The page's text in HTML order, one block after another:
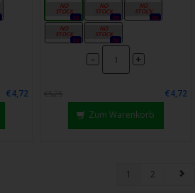
€4,72
0mg
0x
3mg
0x
6mg
0x
12mg
0x
18mg
0x
- +
€5,25
€4,72
Zum Warenkorb
1 2